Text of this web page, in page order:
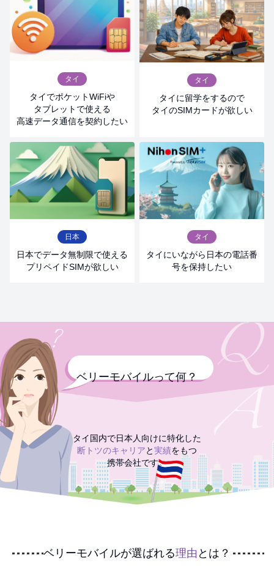
2026.03.09
【お知らせ】国際ローミング通信/データオントップの受
付方法変更のお知らせ / 【Notice】Changes to
International Roaming and Data Add-on Application
Process / 【ประกาศ】แจ้งเปลี่ยนแปลงช่องทางการสมัคร
บริการโรมมิ่งระหว่างประเทศ และแพ็กเกจอินเทอร์เน็ตเสริม
2026.03.01 キャンペーン・イベント
【法人様、帯同のご家族限定】春の新規赴任者様を全力
サポート！タイ生活スタートアップeSIMプレゼントキャ
ンペーン
2026.03.01 キャンペーン・イベント
【3・4月限定】Welcome to Thailand！Welcomeキャン
ペーン2026
2026.02.27 プレスリリース・メディア掲載
タイ
タイでポケットWiFiや
タブレットで使える
高速データ通信を契約したい
タイ
タイに留学をするので
タイのSIMカードが欲しい
日本
日本でデータ無制限で使える
プリペイドSIMが欲しい
タイ
タイにいながら日本の電話番
号を保持したい
ベリーモバイルって何？
タイ国内で日本人向けに特化した
断トツのキャリアと実績をもつ
携帯会社です。
ベリーモバイルが選ばれる理由 とは？